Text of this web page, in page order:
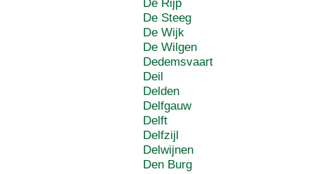
De Rijp
De Steeg
De Wijk
De Wilgen
Dedemsvaart
Deil
Delden
Delfgauw
Delft
Delfzijl
Delwijnen
Den Burg